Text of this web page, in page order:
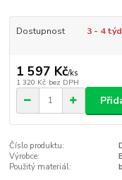
Dostupnost 3 - 4
1 597 Kč/ks
1 320 Kč bez DPH
Číslo produktu:
Výrobce:
Použitý materiál: